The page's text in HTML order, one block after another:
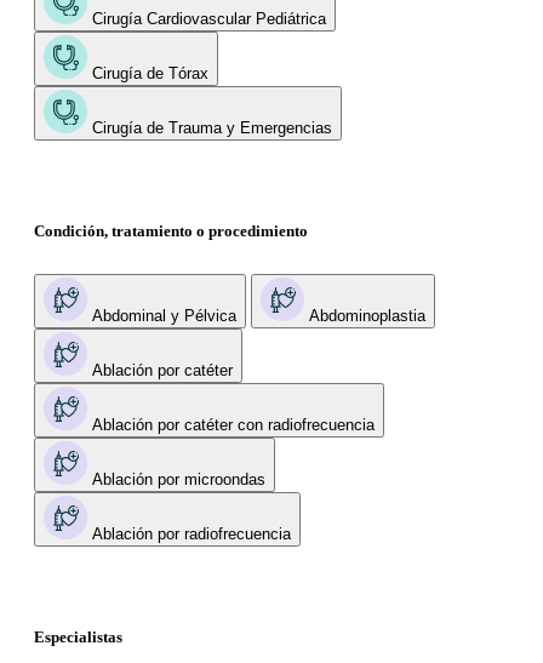
Cirugía Cardiovascular Pediátrica
Cirugía de Tórax
Cirugía de Trauma y Emergencias
Condición, tratamiento o procedimiento
Abdominal y Pélvica Abdominoplastia
Ablación por catéter
Ablación por catéter con radiofrecuencia
Ablación por microondas
Ablación por radiofrecuencia
Especialistas